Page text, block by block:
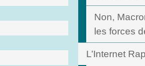
Non,
les forces
L’Internet